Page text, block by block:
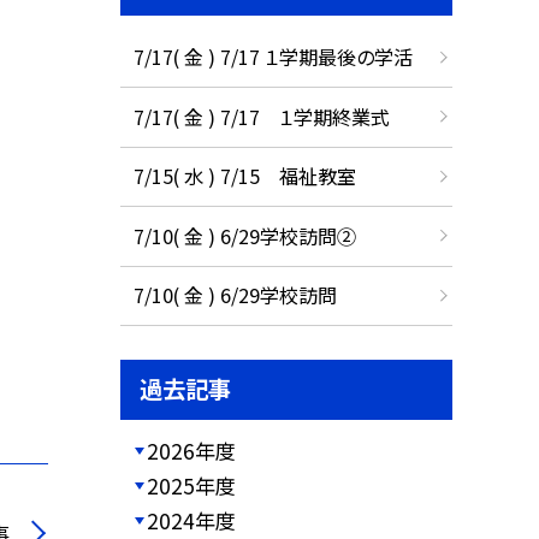
7/17( 金 ) 7/17 １学期最後の学活
7/17( 金 ) 7/17 １学期終業式
7/15( 水 ) 7/15 福祉教室
7/10( 金 ) 6/29学校訪問②
7/10( 金 ) 6/29学校訪問
過去記事
2026年度
2025年度
2024年度